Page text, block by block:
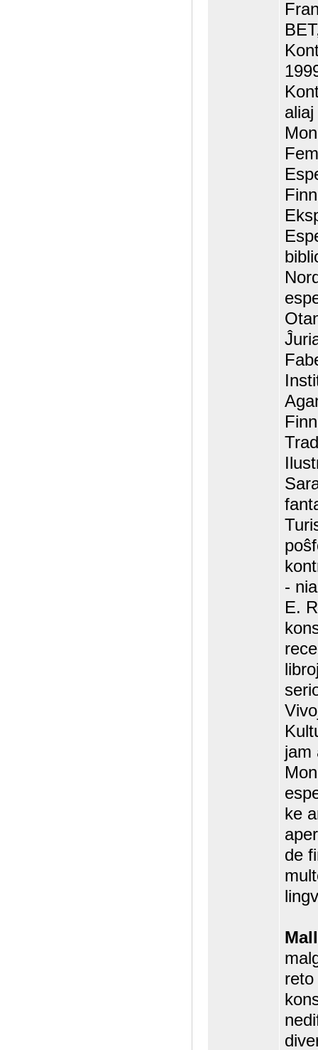
-
E.
jam
ke
de